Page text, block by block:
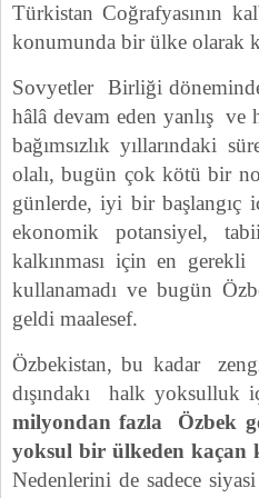
Türkistan Coğrafyasının
konumunda bir ülke olarak
Sovyetler Birliği
hâlâ devam eden yanlış ve
bağımsızlık yıllarındaki
olalı, bugün çok kötü bir
günlerde, iyi bir başlangıç
ekonomik potansiyel,
kalkınması için en
kullanamadı ve bugün
geldi maalesef.
Özbekistan, bu kadar
dışındakı halk yoksulluk
milyondan fazla Özbek
yoksul bir ülkeden kaçan
Nedenlerini de sadece